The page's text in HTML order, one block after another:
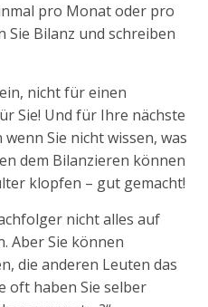
pro Monat oder pro
Sie Bilanz und schreiben
nicht für einen
Sie! Und für Ihre nächste
Sie nicht wissen, was
dem Bilanzieren können
klopfen – gut gemacht!
nicht alles auf
Aber Sie können
die anderen Leuten das
oft haben Sie selber